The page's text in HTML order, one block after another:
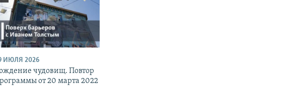
ИЮЛЯ 2026
чудовищ. Повтор
от 20 марта 2022